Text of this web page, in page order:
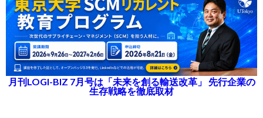
月刊LOGI-BIZ 7月号は「未来を創る輸送改革」 先行企業の
生存戦略を徹底取材